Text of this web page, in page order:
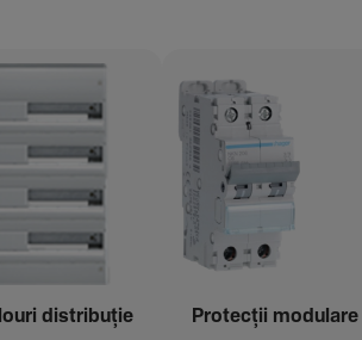
distribuție Protecții modu­lare